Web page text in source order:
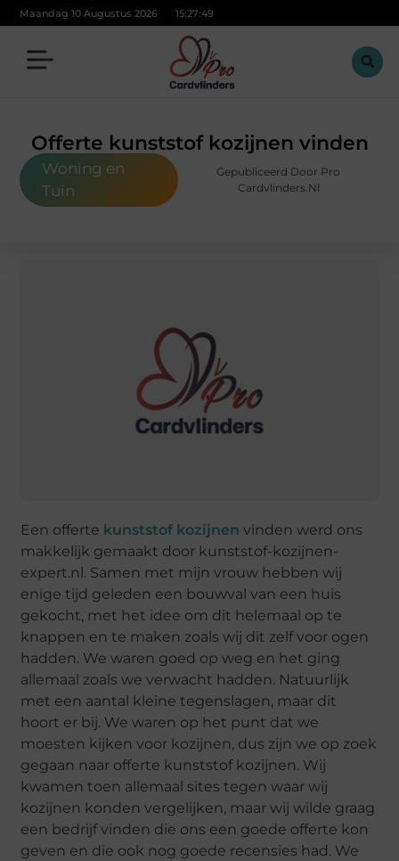
Maandag 10 Augustus 2026 15:27:50
Offerte kunststof kozijnen vinden
Woning en
Tuin
Gepubliceerd Door Pro
Cardvlinders.nl
Een offerte kunststof kozijnen vinden werd ons
makkelijk gemaakt door kunststof-kozijnen-
expert.nl. Samen met mijn vrouw hebben wij
enige tijd geleden een bouwval van een huis
gekocht, met het idee om dit helemaal op te
knappen en te maken zoals wij dit zelf voor ogen
hadden. We waren goed op weg en het ging
allemaal zoals we verwacht hadden. Natuurlijk
met een aantal kleine tegenslagen, maar dit
hoort er bij. We waren op het punt dat we
moesten kijken voor kozijnen, dus zijn we op zoek
gegaan naar offerte kunststof kozijnen. Wij
kwamen toen allemaal sites tegen waar wij
kozijnen konden vergelijken, maar wij wilde graag
een bedrijf vinden die ons een goede offerte kon
geven en die ook nog goede recensies had. We